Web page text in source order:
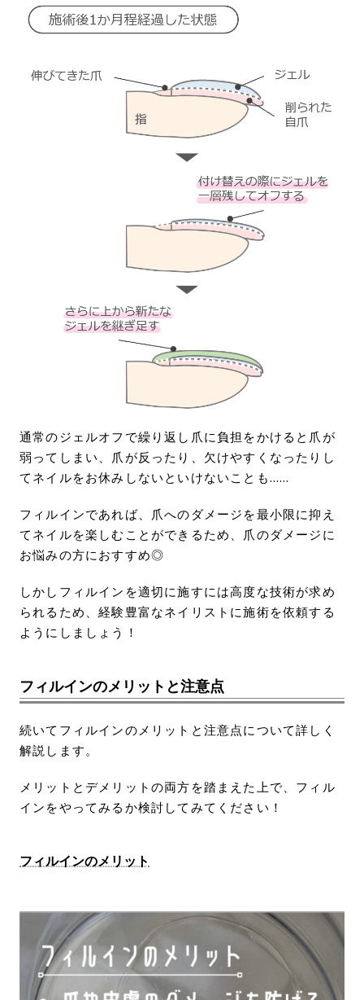
通常のジェルオフで繰り返し爪に負担をかけると爪が
弱ってしまい、爪が反ったり、欠けやすくなったりし
てネイルをお休みしないといけないことも……
フィルインであれば、爪へのダメージを最小限に抑え
てネイルを楽しむことができるため、爪のダメージに
お悩みの方におすすめ◎
しかしフィルインを適切に施すには高度な技術が求め
られるため、経験豊富なネイリストに施術を依頼する
ようにしましょう！
フィルインのメリットと注意点
続いてフィルインのメリットと注意点について詳しく
解説します。
メリットとデメリットの両方を踏まえた上で、フィル
インをやってみるか検討してみてください！
フィルインのメリット